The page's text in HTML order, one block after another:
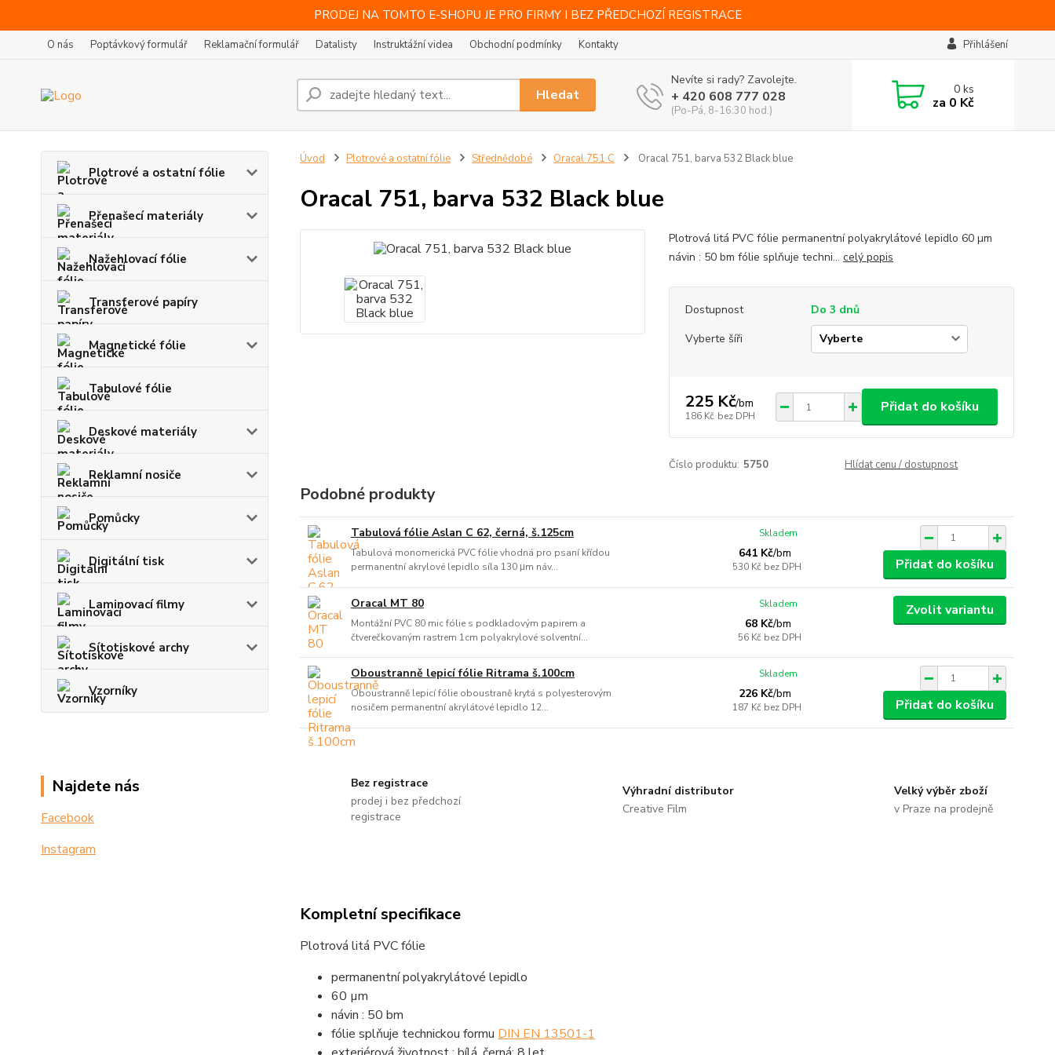
PRODEJ NA TOMTO E-SHOPU JE PRO FIRMY I BEZ PŘEDCHOZÍ REGISTRACE
O nás Poptávkový formulář Reklamační formulář Datalisty Instruktážní videa Obchodní podmínky Kontakty Přihlášení
Hledat
Nevíte si rady? Zavolejte.
+ 420 608 777 028
(Po-Pá, 8-16:30 hod.)
0ks
za 0 Kč
Plotrové a ostatní fólie
Přenašecí materiály
Nažehlovací fólie
Transferové papíry
Magnetické fólie
Tabulové fólie
Deskové materiály
Reklamní nosiče
Pomůcky
Digitální tisk
Laminovací filmy
Sítotiskové archy
Vzorníky
Najdete nás
Facebook
Instagram
Úvod Plotrové a ostatní fólie Střednědobé Oracal 751 C Oracal 751, barva 532 Black blue
Oracal 751, barva 532 Black blue
Plotrová litá PVC fólie permanentní polyakrylátové lepidlo 60 µm
návin : 50 bm fólie splňuje techni... celý popis
Dostupnost
Do 3 dnů
Vyberte šíři
225 Kč/bm
186 Kč bez DPH
Přidat do košíku
Číslo produktu: 5750 Hlídat cenu / dostupnost
Podobné produkty
Tabulová fólie Aslan C 62, černá, š.125cm
Tabulová monomerická PVC fólie vhodná pro psaní křídou
permanentní akrylové lepidlo síla 130 μm náv...
641 Kč/bm
530 Kč bez DPH
Skladem
Přidat do košíku
Oracal MT 80
Montážní PVC 80 mic fólie s podkladovým papirem a
čtverečkovaným rastrem 1cm polyakrylové solventní...
68 Kč/bm
56 Kč bez DPH
Skladem Zvolit variantu
Oboustranně lepicí fólie Ritrama š.100cm
Oboustranně lepicí fólie oboustraně krytá s polyesterovým
nosičem permanentní akrylátové lepidlo 12...
226 Kč/bm
187 Kč bez DPH
Skladem
Přidat do košíku
Bez registrace
prodej i bez předchozí
registrace
Výhradní distributor
Creative Film
Velký výběr zboží
v Praze na prodejně
Kompletní specifikace
Plotrová litá PVC fólie
permanentní polyakrylátové lepidlo
60 µm
návin : 50 bm
fólie splňuje technickou formu DIN EN 13501-1